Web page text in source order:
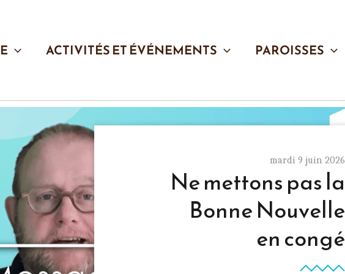
ACTIVITÉS ET ÉVÉNEMENTS PAROISSES
mardi 9 juin 2026
Ne mettons pas la
Bonne Nouvelle
en congé